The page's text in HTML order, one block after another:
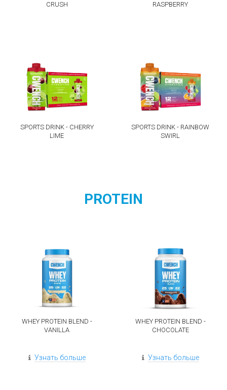
CRUSH
RASPBERRY
SPORTS DRINK - CHERRY
LIME
SPORTS DRINK - RAINBOW
SWIRL
PROTEIN
WHEY PROTEIN BLEND -
VANILLA
Узнать больше
WHEY PROTEIN BLEND -
CHOCOLATE
Узнать больше